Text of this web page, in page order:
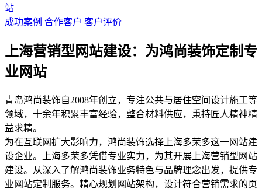
站
成功案例 合作客户 客户评价
上海营销型网站建设：为鸿尚装饰定制专
业网站
青岛鸿尚装饰自2008年创立，专注公共与居住空间设计施工等
领域，十余年积累丰富经验，整合材料供应，秉持匠人精神精
益求精。
为在互联网扩大影响力，鸿尚装饰选择上海多荣多这一网站建
设企业。上海多荣多凭借专业实力，为其开展上海营销型网站
建设。从深入了解鸿尚装饰业务特色与品牌理念出发，提供专
业网站定制服务。精心规划网站架构，设计符合营销需求的页